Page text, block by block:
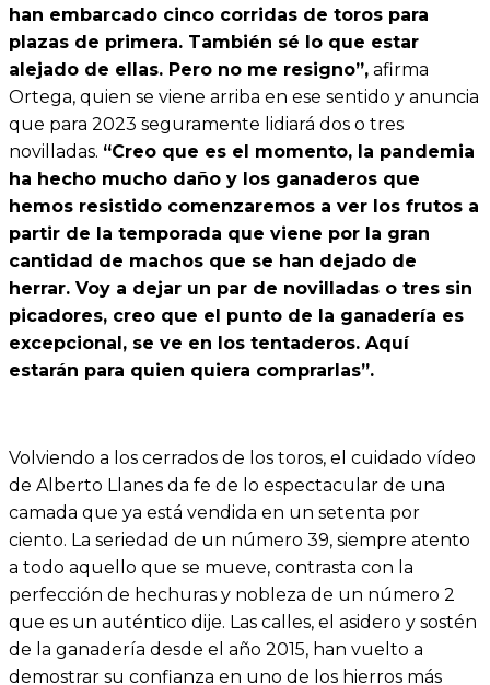
han embarcado cinco corridas de toros para
plazas de primera. También sé lo que estar
alejado de ellas. Pero no me resigno”, afirma
Ortega, quien se viene arriba en ese sentido y anuncia
que para 2023 seguramente lidiará dos o tres
novilladas. “Creo que es el momento, la pandemia
ha hecho mucho daño y los ganaderos que
hemos resistido comenzaremos a ver los frutos a
partir de la temporada que viene por la gran
cantidad de machos que se han dejado de
herrar. Voy a dejar un par de novilladas o tres sin
picadores, creo que el punto de la ganadería es
excepcional, se ve en los tentaderos. Aquí
estarán para quien quiera comprarlas”.
Volviendo a los cerrados de los toros, el cuidado vídeo
de Alberto Llanes da fe de lo espectacular de una
camada que ya está vendida en un setenta por
ciento. La seriedad de un número 39, siempre atento
a todo aquello que se mueve, contrasta con la
perfección de hechuras y nobleza de un número 2
que es un auténtico dije. Las calles, el asidero y sostén
de la ganadería desde el año 2015, han vuelto a
demostrar su confianza en uno de los hierros más